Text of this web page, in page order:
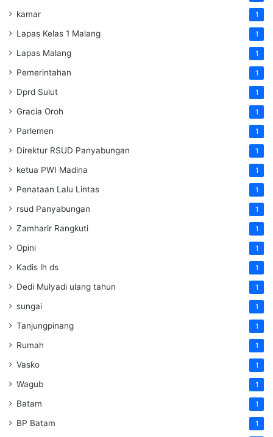
kamar 1
Lapas Kelas 1 Malang 1
Lapas Malang 1
Pemerintahan 1
Dprd Sulut 1
Gracia Oroh 1
Parlemen 1
Direktur RSUD Panyabungan 1
ketua PWI Madina 1
Penataan Lalu Lintas 1
rsud Panyabungan 1
Zamharir Rangkuti 1
Opini 1
Kadis lh ds 1
Dedi Mulyadi ulang tahun 1
sungai 1
Tanjungpinang 1
Rumah 1
Vasko 1
Wagub 1
Batam 1
BP Batam 1